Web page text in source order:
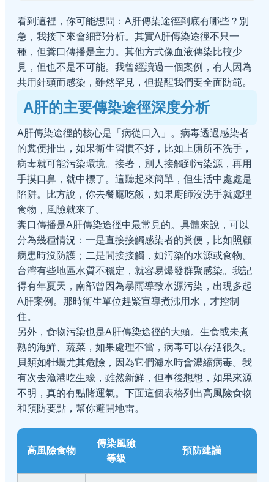
看到這裡，你可能想問：A肝傳染途徑到底有哪些？別
急，我接下來會細部分析。其實A肝傳染途徑不只一
種，但糞口傳播是主力。其他方式像血液傳染比較少
見，但也不是不可能。我曾經讀過一個案例，有人因為
共用針頭而感染，雖然罕見，但提醒我們要全面防範。
A肝的主要傳染途徑深度分析
A肝傳染途徑的核心是「病從口入」。病毒透過感染者
的糞便排出，如果衛生習慣不好，比如上廁所不洗手，
病毒就可能污染環境。接著，別人接觸到污染源，再用
手摸口鼻，就中標了。這聽起來簡單，但生活中處處是
陷阱。比方說，你去餐廳吃飯，如果廚師沒洗手就處理
食物，風險就來了。
糞口傳播是A肝傳染途徑中最常見的。具體來說，可以
分為幾種情況：一是直接接觸感染者的糞便，比如照顧
病患時沒防護；二是間接接觸，如污染的水源或食物。
台灣有些地區水質不穩定，就容易爆發群聚感染。我記
得有年夏天，南部曾因為暴雨導致水源污染，出現多起
A肝案例。那時衛生單位趕緊宣導煮沸用水，才控制
住。
另外，食物污染也是A肝傳染途徑的大頭。生食或未煮
熟的海鮮、蔬菜，如果處理不當，病毒可以存活很久。
貝類如牡蠣尤其危險，因為它們濾水時會濃縮病毒。我
有次去漁港吃生蠔，雖然新鮮，但事後想想，如果來源
不明，真的有點賭運氣。下面這個表格列出高風險食物
和預防要點，幫你避開地雷。
高風險食物
傳染風險
等級
預防建議